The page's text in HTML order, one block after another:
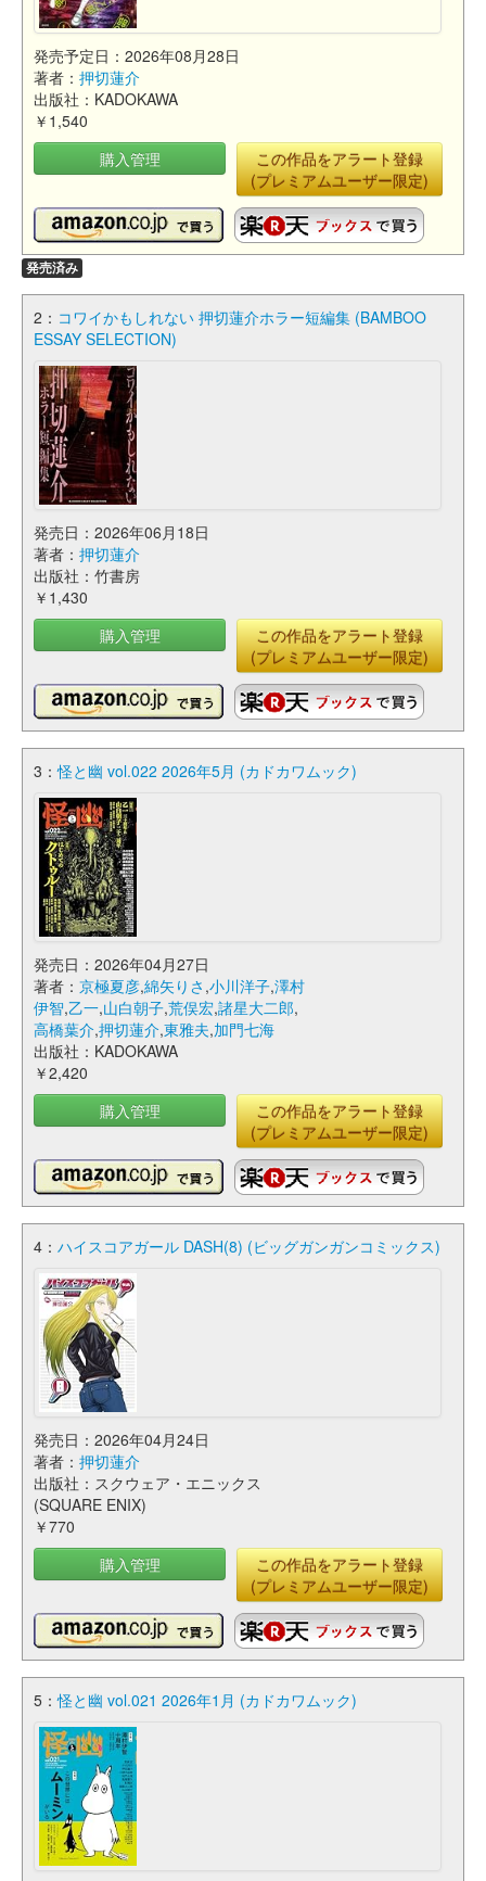
発売予定日：2026年08月28日
著者： 押切蓮介
出版社：KADOKAWA
￥1,540
購入管理
この作品をアラート登録
(プレミアムユーザー限定)
発売済み
2： コワイかもしれない 押切蓮介ホラー短編集 (BAMBOO
ESSAY SELECTION)
発売日：2026年06月18日
著者： 押切蓮介
出版社：竹書房
￥1,430
購入管理
この作品をアラート登録
(プレミアムユーザー限定)
3：怪と幽 vol.022 2026年5月 (カドカワムック)
発売日：2026年04月27日
著者： 京極夏彦,綿矢りさ ,小川洋子,澤村
伊智,乙一,山白朝子,荒俣宏,諸星大二郎,
高橋葉介,押切蓮介,東雅夫,加門七海
出版社：KADOKAWA
￥2,420
購入管理
この作品をアラート登録
(プレミアムユーザー限定)
4： ハイスコアガール DASH(8) (ビッグガンガンコミックス)
発売日：2026年04月24日
著者： 押切蓮介
出版社：スクウェア・エニックス
(SQUARE ENIX)
￥770
購入管理
この作品をアラート登録
(プレミアムユーザー限定)
5：怪と幽 vol.021 2026年1月 (カドカワムック)